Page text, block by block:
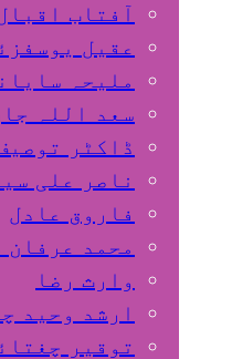
آفتاب
عقیل
ملیحہ
سعد اللہ
ڈاکٹر
ناصر علی
فاروق عادل
محمد عرفان
وارث رضا
ارشد وحید
توقیر